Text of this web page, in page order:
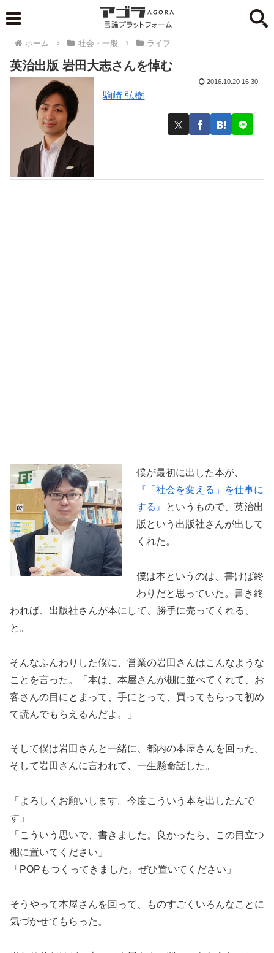
ホーム 社会・一般 ライフ
英治出版 岩田大志さんを悼む
駒崎 弘樹
2016.10.20 16:30
僕が最初に出した本が、
『「社会を変える」を仕事に
する』
というもので、英治出
版という出版社さんが出して
くれた。
僕は本というのは、書けば終
わりだと思っていた。書き終
われば、出版社さんが本にして、勝手に売ってくれる、
と。
そんなふんわりした僕に、営業の岩田さんはこんなような
ことを言った。「本は、本屋さんが棚に並べてくれて、お
客さんの目にとまって、手にとって、買ってもらって初め
て読んでもらえるんだよ。」
そして僕は岩田さんと一緒に、都内の本屋さんを回った。
そして岩田さんに言われて、一生懸命話した。
「よろしくお願いします。今度こういう本を出したんで
す」
「こういう思いで、書きました。良かったら、この目立つ
棚に置いてください」
「POPもつくってきました。ぜひ置いてください」
そうやって本屋さんを回って、ものすごくいろんなことに
気づかせてもらった。